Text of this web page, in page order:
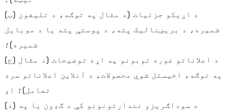
(ب) د اړیکو جزئیات (د مثال په توګه، د تلیفون
شمیره، د بریښنالیک پته، د پوستې پته یا د موبایل
شمیره)؛
(ج) د اعلاناتو غوره توبونو په اړه توضیحات (د مثال
په توګه، اخیستل شوي محصولات، د آنلاین اعلاناتو سره
تعامل)؛ او
(د) د سوداګریزو نندارتونونو کې د ګډون یا په